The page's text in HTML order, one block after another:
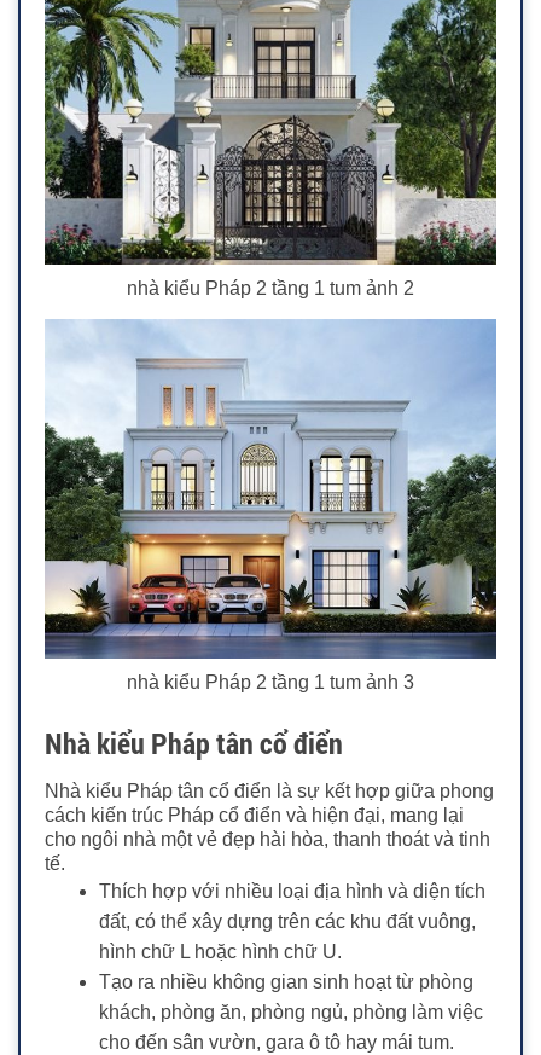
nhà kiểu Pháp 2 tầng 1 tum ảnh 2
nhà kiểu Pháp 2 tầng 1 tum ảnh 3
Nhà kiểu Pháp tân cổ điển
Nhà kiểu Pháp tân cổ điển là sự kết hợp giữa phong
cách kiến trúc Pháp cổ điển và hiện đại, mang lại
cho ngôi nhà một vẻ đẹp hài hòa, thanh thoát và tinh
tế.
Thích hợp với nhiều loại địa hình và diện tích
đất, có thể xây dựng trên các khu đất vuông,
hình chữ L hoặc hình chữ U.
Tạo ra nhiều không gian sinh hoạt từ phòng
khách, phòng ăn, phòng ngủ, phòng làm việc
cho đến sân vườn, gara ô tô hay mái tum.